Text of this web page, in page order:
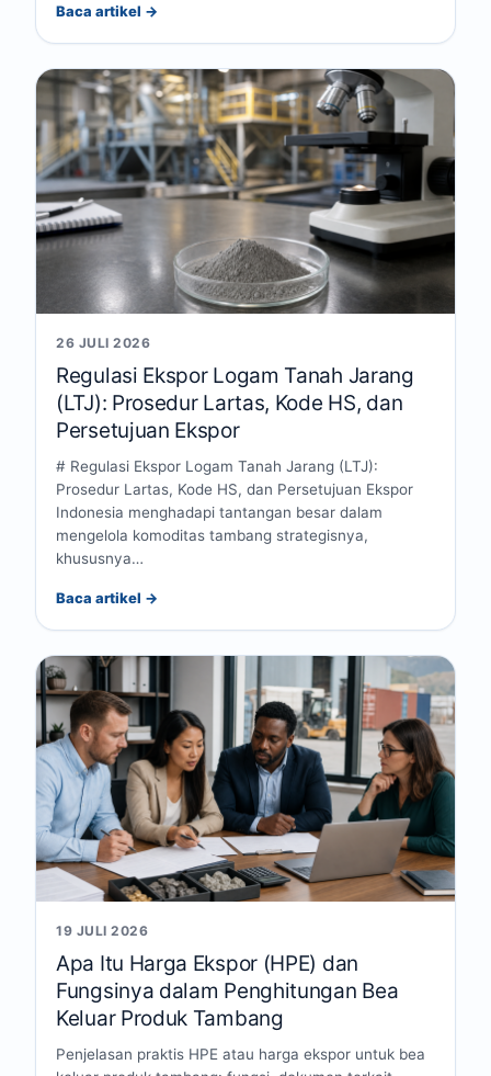
Baca artikel →
26 JULI 2026
Regulasi Ekspor Logam Tanah Jarang
(LTJ): Prosedur Lartas, Kode HS, dan
Persetujuan Ekspor
# Regulasi Ekspor Logam Tanah Jarang (LTJ):
Prosedur Lartas, Kode HS, dan Persetujuan Ekspor
Indonesia menghadapi tantangan besar dalam
mengelola komoditas tambang strategisnya,
khususnya…
Baca artikel →
19 JULI 2026
Apa Itu Harga Ekspor (HPE) dan
Fungsinya dalam Penghitungan Bea
Keluar Produk Tambang
Penjelasan praktis HPE atau harga ekspor untuk bea